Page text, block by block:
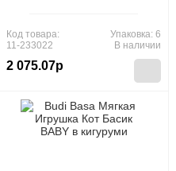
Код товара:
11-233022
2 075.07р
Упаковка: 6
В наличии